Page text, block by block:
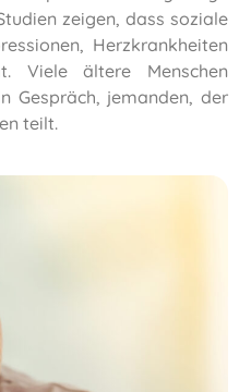
zeigen, dass soziale
Herzkrankheiten
Viele ältere Menschen
Gespräch, jemanden, der
teilt.